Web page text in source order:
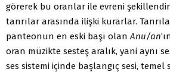
görerek bu oranlar ile evreni
tanrılar arasında ilişki kurarlar.
panteonun en eski başı olan Anu/an
oran müzikte sesteş aralık, yani aynı
ses sistemi içinde başlangıç sesi, temel